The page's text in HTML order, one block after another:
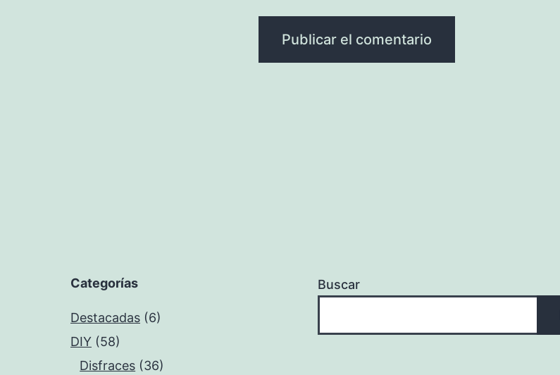
Categorías
Destacadas (6)
DIY (58)
Disfraces (36)
Buscar